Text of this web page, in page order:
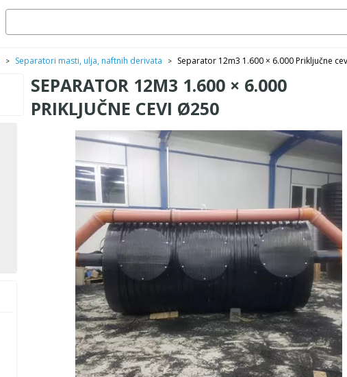
> Separatori masti, ulja, naftnih derivata > Separator 12m3 1.600 × 6.000 Priključne
SEPARATOR 12M3 1.600 × 6.000
PRIKLJUČNE CEVI Ø250